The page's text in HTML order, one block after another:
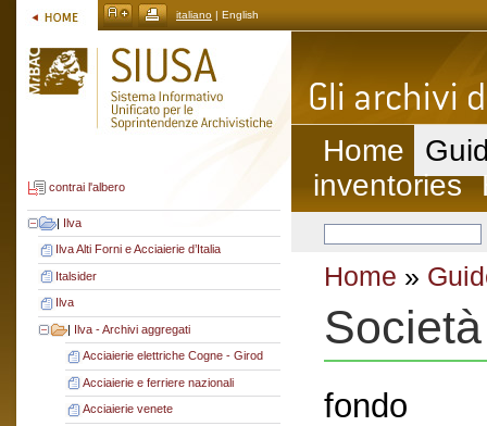
italiano | English
contrai l'albero
| Ilva
Ilva Alti Forni e Acciaierie d’Italia
Italsider
Ilva
| Ilva - Archivi aggregati
Acciaierie elettriche Cogne - Girod
Acciaierie e ferriere nazionali
Acciaierie venete
Home
inventories
Home »
fondo